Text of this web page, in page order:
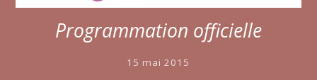
Programmation officielle
15 mai 2015